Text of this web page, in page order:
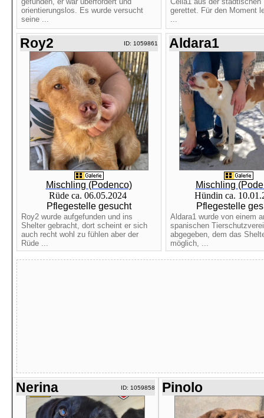
orientierungslos. Es wurde versucht
seine ...
gerettet. Für den Moment
...
Roy2 ID: 1059861
Mischling (Podenco)
Rüde ca. 06.05.2024
Pflegestelle gesucht
Roy2 wurde aufgefunden und ins
Shelter gebracht, dort scheint er sich
auch recht wohl zu fühlen aber der
Rüde ...
Aldara1
Mischling
Hündin ca.
Pflegestelle
Aldara1 wurde von einem
spanischen
abgegeben, dem das
möglich, ...
Nerina ID: 1059858 Pinolo